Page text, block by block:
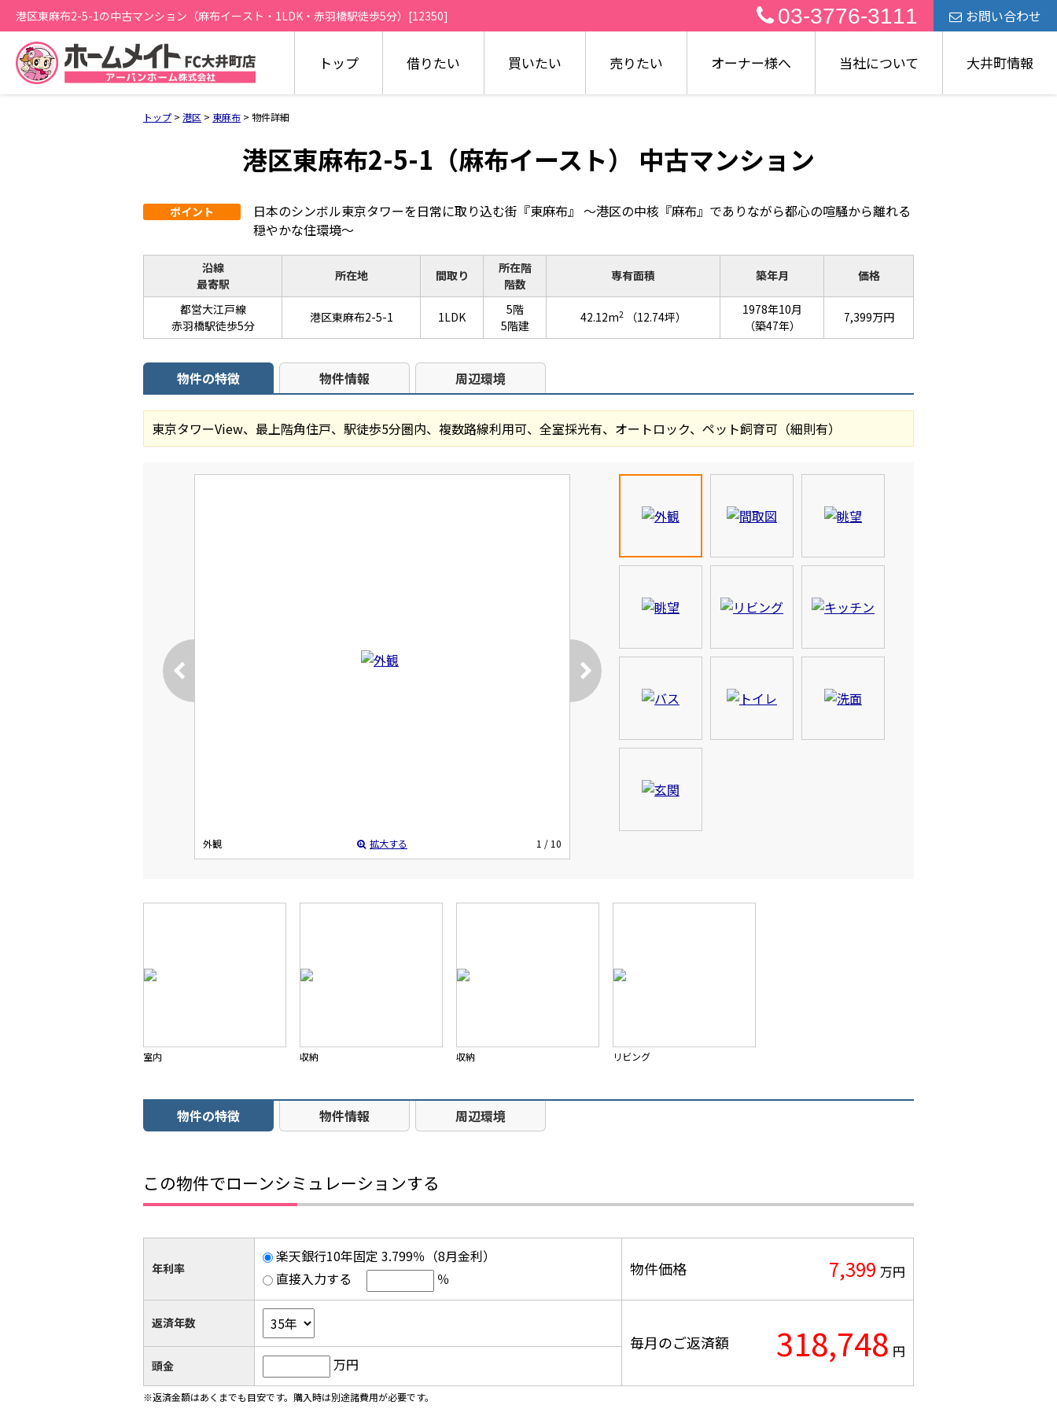
港区東麻布2-5-1の中古マンション（麻布イースト・1LDK・赤羽橋駅徒歩5分）[12350] 03-3776-3111 お問い合わせ
トップ 借りたい 買いたい 売りたい オーナー様へ 当社について 大井町情報
トップ > 港区 > 東麻布 > 物件詳細
港区東麻布2-5-1（麻布イースト） 中古マンション
ポイント
日本のシンボル東京タワーを日常に取り込む街『東麻布』 ～港区の中核『麻布』でありながら都心の喧騒から離れる
穏やかな住環境～
沿線
最寄駅
所在地 間取り
所在階
階数
専有面積 築年月 価格
都営大江戸線
赤羽橋駅徒歩5分
港区東麻布2-5-1 1LDK
5階
5階建
42.12m2 （12.74坪）
1978年10月
（築47年）
7,399万円
物件の特徴 物件情報 周辺環境
東京タワーView、最上階角住戸、駅徒歩5分圏内、複数路線利用可、全室採光有、オートロック、ペット飼育可（細則有）
外観 拡大する 1 / 10
室内 収納 収納 リビング
物件の特徴 物件情報 周辺環境
この物件でローンシミュレーションする
年利率
楽天銀行10年固定 3.799％（8月金利）
直接入力する
％ 物件価格 7,399 万円
返済年数
毎月のご返済額 318,748 円
頭金 万円
※返済金額はあくまでも目安です。購入時は別途諸費用が必要です。